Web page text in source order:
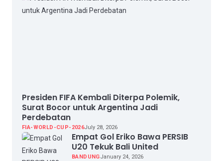
Presiden FIFA Kembali Diterpa Polemik,
Surat Bocor untuk Argentina Jadi
Perdebatan
FIA-WORLD-CUP-2026July 28, 2026
Empat Gol Eriko Bawa PERSIB
U20 Tekuk Bali United
BANDUNGJanuary 24, 2026